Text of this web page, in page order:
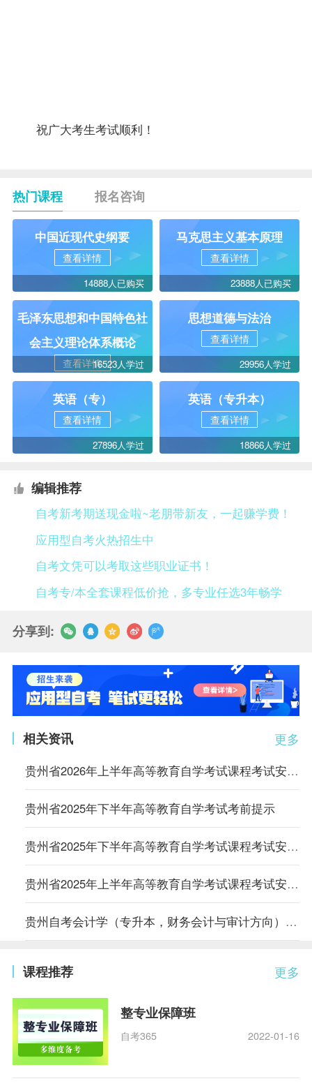
祝广大考生考试顺利！
热门课程 报名咨询
中国近现代史纲要
查看详情
14888人已购买
马克思主义基本原理
查看详情
23888人已购买
毛泽东思想和中国特色社
会主义理论体系概论
查看详情16523人学过
思想道德与法治
查看详情
29956人学过
英语（专）
查看详情
27896人学过
英语（专升本）
查看详情
18866人学过
编辑推荐
自考新考期送现金啦~老朋带新友，一起赚学费！
应用型自考火热招生中
自考文凭可以考取这些职业证书！
自考专/本全套课程低价抢，多专业任选3年畅学
分享到:
更多
相关资讯
贵州省2026年上半年高等教育自学考试课程考试安排表
贵州省2025年下半年高等教育自学考试考前提示
贵州省2025年下半年高等教育自学考试课程考试安排表
贵州省2025年上半年高等教育自学考试课程考试安排表
贵州自考会计学（专升本，财务会计与审计方向）等三个专业课程考试安排
更多
课程推荐
整专业保障班
自考365 2022-01-16